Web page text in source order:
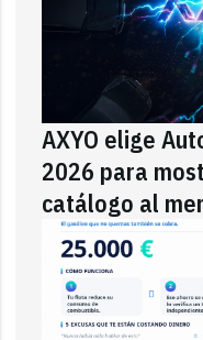
AXYO elige
2026 para
catálogo al